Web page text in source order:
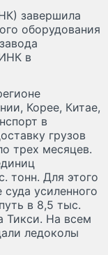
завершила
оборудования
в
Корее, Китае,
в
грузов
трех месяцев.
тонн. Для этого
усиленного
в 8,5 тыс.
Тикси. На всем
ледоколы